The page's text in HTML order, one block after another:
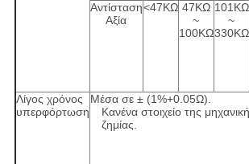
Αντίσταση
Αξία
<47KΩ 47KΩ
~
100KΩ
101KΩ
~
330KΩ
Λίγος χρόνος
υπερφόρτωση
Μέσα σε ± (1%+0.05Ω).
Κανένα στοιχείο της
ζημίας.